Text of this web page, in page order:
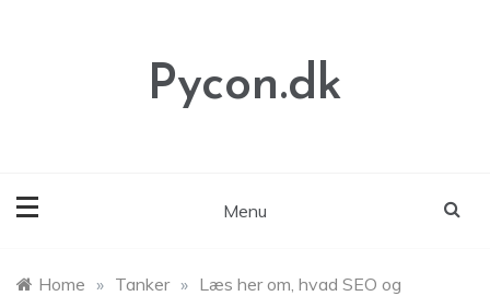
Pycon.dk
Menu
Home » Tanker » Læs her om, hvad SEO og